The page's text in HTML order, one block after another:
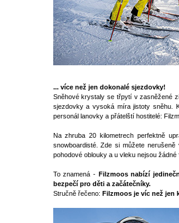
... více než jen dokonalé sjezdovky!
Sněhové krystaly se třpytí v zasněžené
sjezdovky a vysoká míra jistoty sněhu.
personál lanovky a přátelští hostitelé:
Na zhruba 20 kilometrech perfektně
snowboardisté. Zde si můžete
pohodové oblouky a u vleku nejsou žádné
To znamená - Filzmoos nabízí
bezpečí pro děti a začátečníky.
Stručně řečeno: Filzmoos je víc než jen